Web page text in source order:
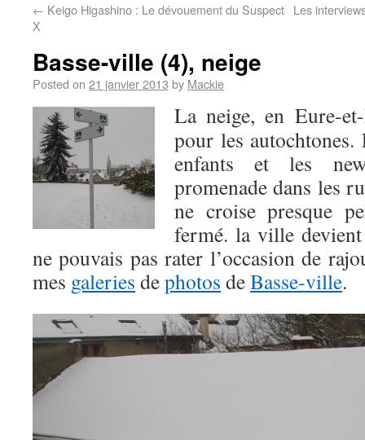
← Keigo Higashino : Le dévouement du Suspect
X
Les
Basse-ville (4), neige
Posted on 21 janvier 2013 by Mackie
La neige, en Eure-
pour les
enfants et les
promenade dans les
ne croise presque
fermé. la ville
ne pouvais pas rater l’occasion de
mes galeries dephotos deBasse-ville.